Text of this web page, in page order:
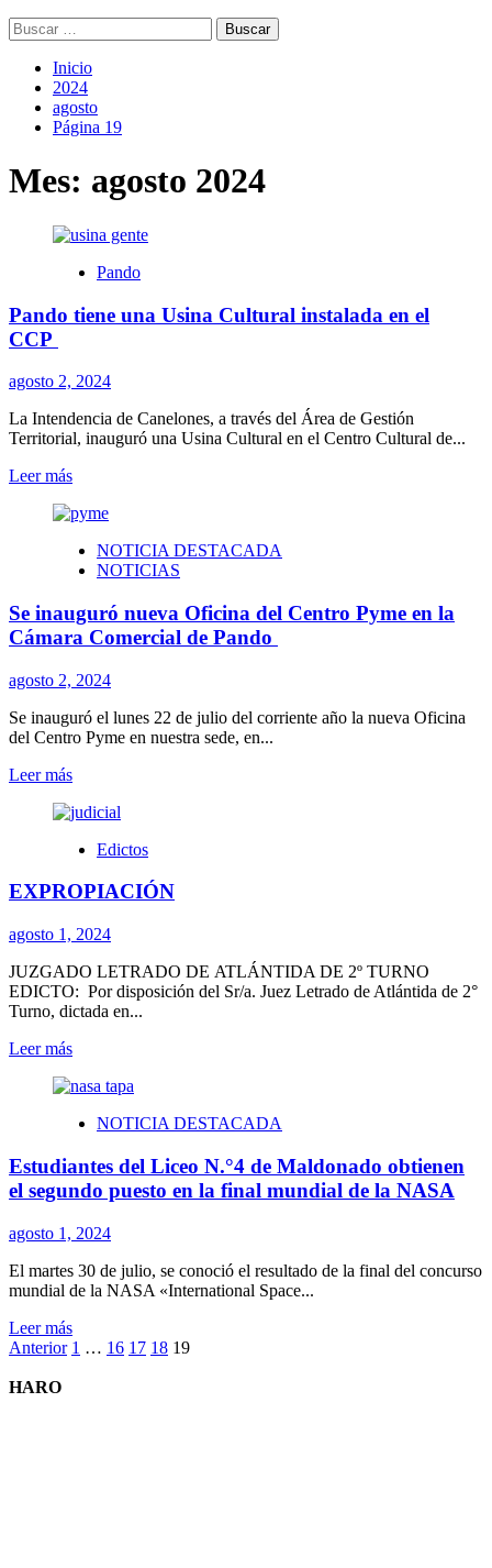
Buscar:
Inicio
2024
agosto
Página 19
Mes: agosto 2024
Pando
Pando tiene una Usina Cultural instalada en el
CCP
agosto 2, 2024
La Intendencia de Canelones, a través del Área de Gestión
Territorial, inauguró una Usina Cultural en el Centro Cultural de...
Leer másLeer
sobre
tiene
una
Cultural
instalada
en
el
CCP
NOTICIA DESTACADA
NOTICIAS
Se inauguró nueva Oficina del Centro Pyme en la
Cámara Comercial de Pando
agosto 2, 2024
Se inauguró el lunes 22 de julio del corriente año la nueva Oficina
del Centro Pyme en nuestra sede, en...
Leer másLeer
sobre
inauguró
Oficina
Centro
en
la
Cámara
de
Edictos
EXPROPIACIÓN
agosto 1, 2024
JUZGADO LETRADO DE ATLÁNTIDA DE 2º TURNO
EDICTO: Por disposición del Sr/a. Juez Letrado de Atlántida de 2°
Turno, dictada en...
Leer másLeer
sobre
NOTICIA DESTACADA
Estudiantes del Liceo N.°4 de Maldonado obtienen
el segundo puesto en la final mundial de la NASA
agosto 1, 2024
El martes 30 de julio, se conoció el resultado de la final del concurso
mundial de la NASA «International Space...
Leer másLeer
más
Paginación
de
Anterior 1 … 16 17 18 19
HARO